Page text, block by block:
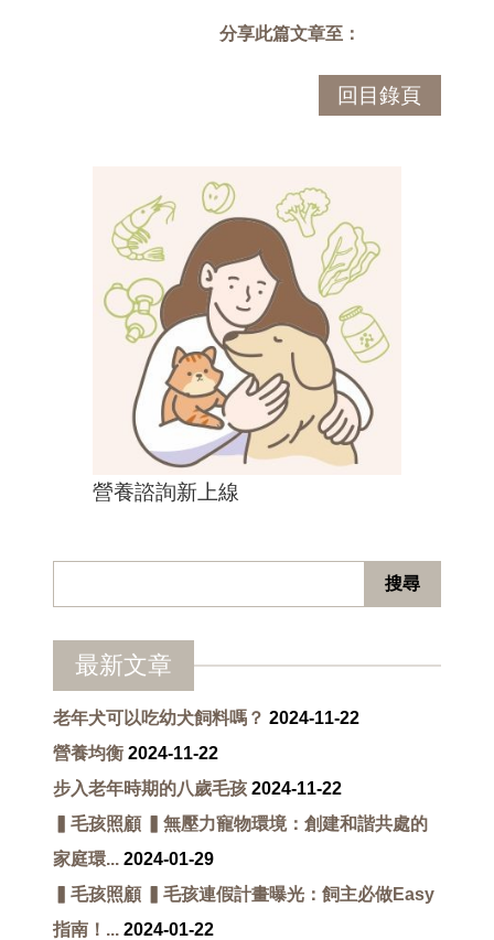
分享此篇文章至：
回目錄頁
營養諮詢新上線
最新文章
老年犬可以吃幼犬飼料嗎？ 2024-11-22
營養均衡 2024-11-22
步入老年時期的八歲毛孩 2024-11-22
▍毛孩照顧 ▍無壓力寵物環境：創建和諧共處的
家庭環... 2024-01-29
▍毛孩照顧 ▍毛孩連假計畫曝光：飼主必做Easy
指南！... 2024-01-22